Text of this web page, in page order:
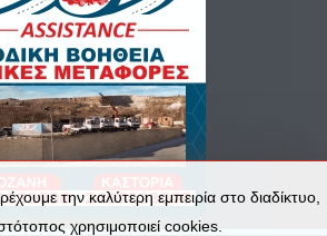
την καλύτερη εμπειρία στο διαδίκτυο,
χρησιμοποιεί cookies.